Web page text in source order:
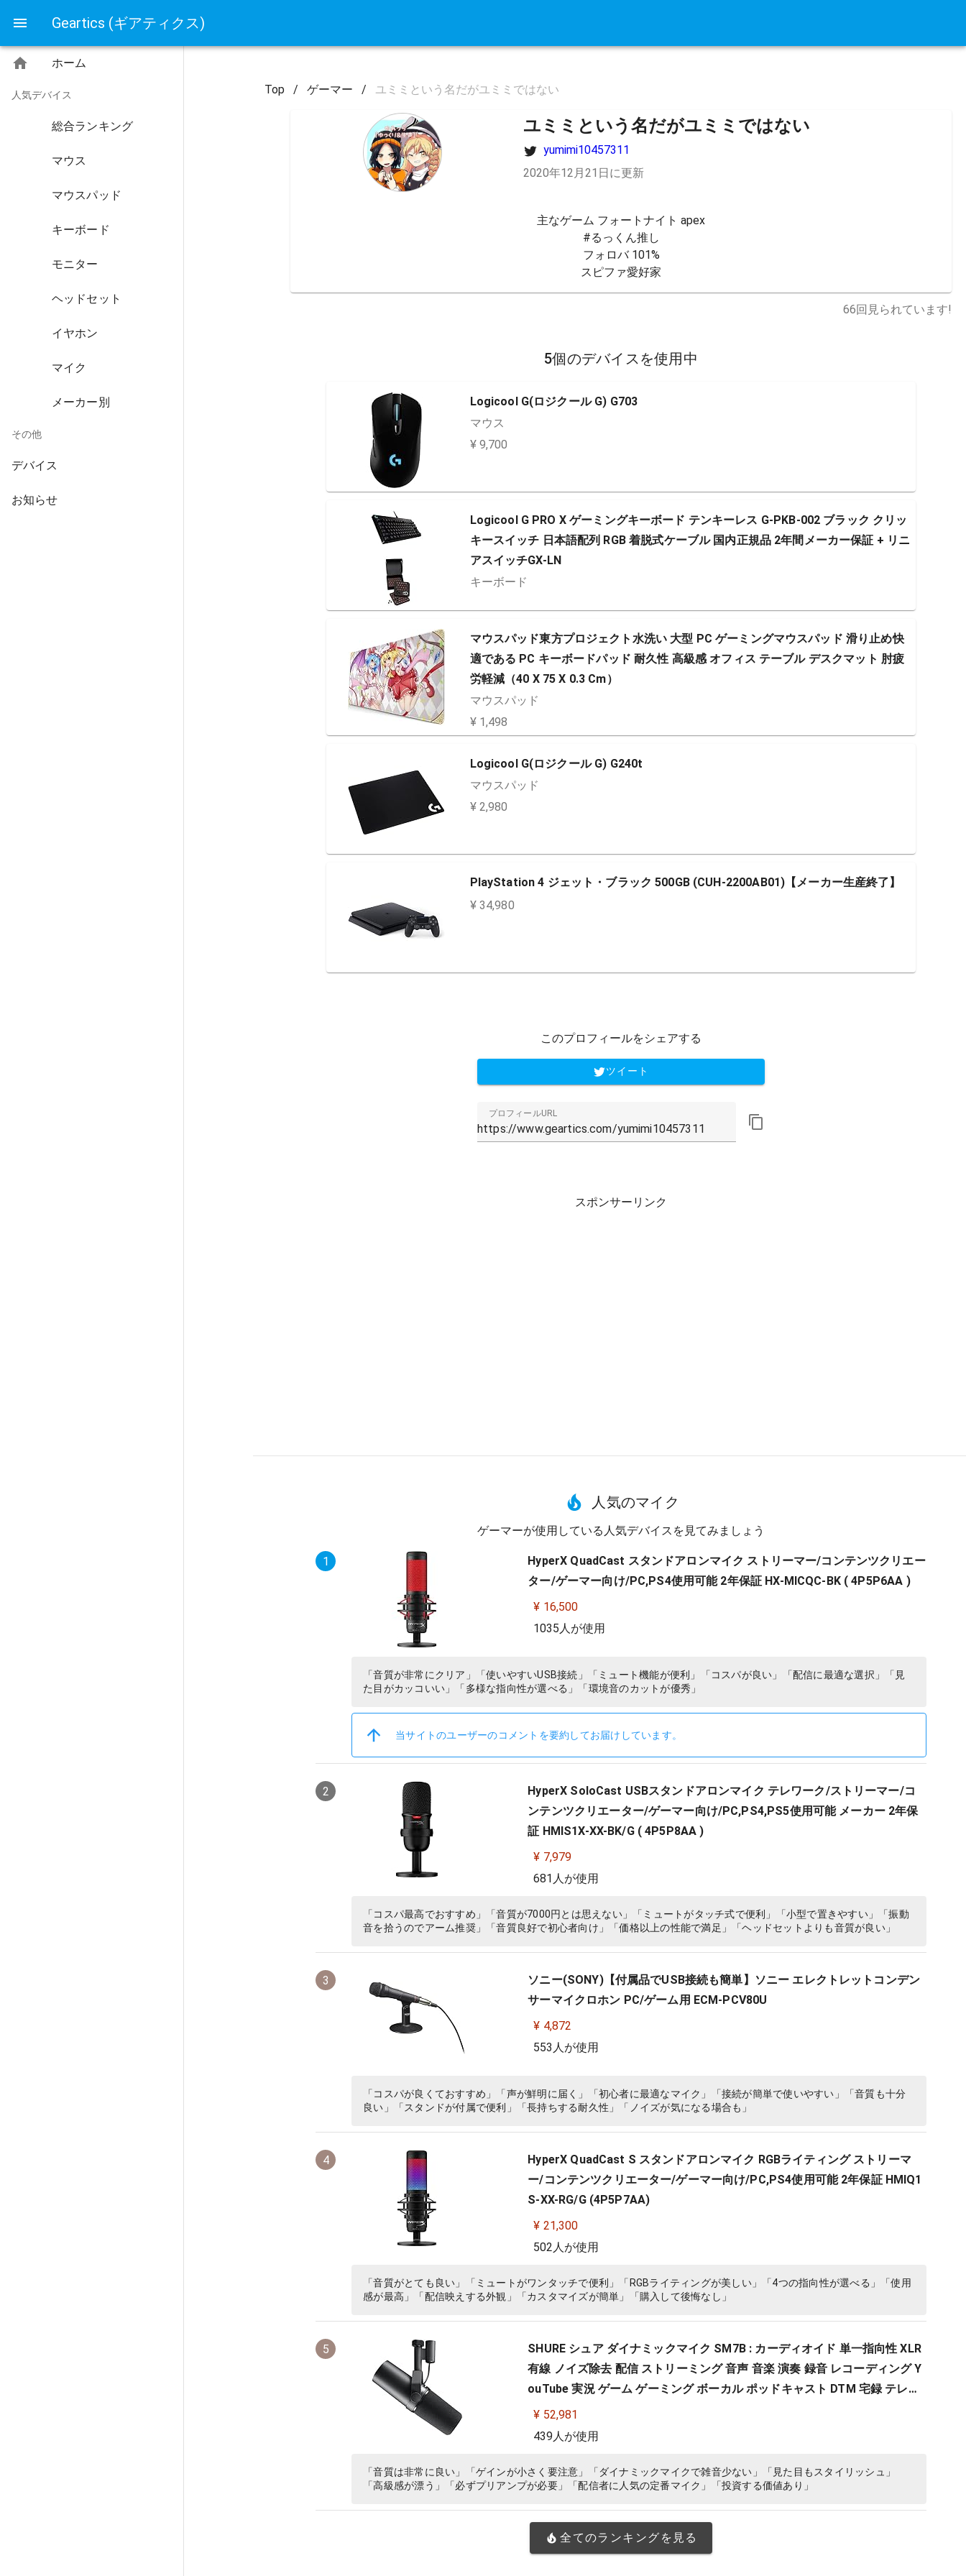
Geartics (ギアティクス)
ホーム
人気デバイス
総合ランキング
マウス
マウスパッド
キーボード
モニター
ヘッドセット
イヤホン
マイク
メーカー別
その他
デバイス
お知らせ
Top / ゲーマー / ユミミという名だがユミミではない
ユミミという名だがユミミではない
yumimi10457311
2020年12月21日に更新
主なゲーム フォートナイト apex
#るっくん推し
フォロバ 101%
スピファ愛好家
66回見られています!
5個のデバイスを使用中
Logicool G(ロジクール G) G703
マウス
¥ 9,700
Logicool G PRO X ゲーミングキーボード テンキーレス G-PKB-002 ブラック クリッ
キースイッチ 日本語配列 RGB 着脱式ケーブル 国内正規品 2年間メーカー保証 + リニ
アスイッチGX-LN
キーボード
マウスパッド東方プロジェクト水洗い 大型 PC ゲーミングマウスパッド 滑り止め快
適である PC キーボードパッド 耐久性 高級感 オフィス テーブル デスクマット 肘疲
労軽減（40 X 75 X 0.3 Cm）
マウスパッド
¥ 1,498
Logicool G(ロジクール G) G240t
マウスパッド
¥ 2,980
PlayStation 4 ジェット・ブラック 500GB (CUH-2200AB01)【メーカー生産終了】
¥ 34,980
このプロフィールをシェアする
ツイート
プロフィールURL
スポンサーリンク
人気のマイク
ゲーマーが使用している人気デバイスを見てみましょう
1
HyperX QuadCast スタンドアロンマイク ストリーマー/コンテンツクリエー
ター/ゲーマー向け/PC,PS4使用可能 2年保証 HX-MICQC-BK ( 4P5P6AA )
¥ 16,500
1035人が使用
「音質が非常にクリア」「使いやすいUSB接続」「ミュート機能が便利」「コスパが良い」「配信に最適な選択」「見
た目がカッコいい」「多様な指向性が選べる」「環境音のカットが優秀」
当サイトのユーザーのコメントを要約してお届けしています。
2
HyperX SoloCast USBスタンドアロンマイク テレワーク/ストリーマー/コ
ンテンツクリエーター/ゲーマー向け/PC,PS4,PS5使用可能 メーカー 2年保
証 HMIS1X-XX-BK/G ( 4P5P8AA )
¥ 7,979
681人が使用
「コスパ最高でおすすめ」「音質が7000円とは思えない」「ミュートがタッチ式で便利」「小型で置きやすい」「振動
音を拾うのでアーム推奨」「音質良好で初心者向け」「価格以上の性能で満足」「ヘッドセットよりも音質が良い」
3
ソニー(SONY)【付属品でUSB接続も簡単】ソニー エレクトレットコンデン
サーマイクロホン PC/ゲーム用 ECM-PCV80U
¥ 4,872
553人が使用
「コスパが良くておすすめ」「声が鮮明に届く」「初心者に最適なマイク」「接続が簡単で使いやすい」「音質も十分
良い」「スタンドが付属で便利」「長持ちする耐久性」「ノイズが気になる場合も」
4
HyperX QuadCast S スタンドアロンマイク RGBライティング ストリーマ
ー/コンテンツクリエーター/ゲーマー向け/PC,PS4使用可能 2年保証 HMIQ1
S-XX-RG/G (4P5P7AA)
¥ 21,300
502人が使用
「音質がとても良い」「ミュートがワンタッチで便利」「RGBライティングが美しい」「4つの指向性が選べる」「使用
感が最高」「配信映えする外観」「カスタマイズが簡単」「購入して後悔なし」
5
SHURE シュア ダイナミックマイク SM7B : カーディオイド 単一指向性 XLR
有線 ノイズ除去 配信 ストリーミング 音声 音楽 演奏 録音 レコーディング Y
ouTube 実況 ゲーム ゲーミング ボーカル ポッドキャスト DTM 宅録 テレワ
ーク【国内正規品/メーカー保証2年】
¥ 52,981
439人が使用
「音質は非常に良い」「ゲインが小さく要注意」「ダイナミックマイクで雑音少ない」「見た目もスタイリッシュ」
「高級感が漂う」「必ずプリアンプが必要」「配信者に人気の定番マイク」「投資する価値あり」
全てのランキングを見る